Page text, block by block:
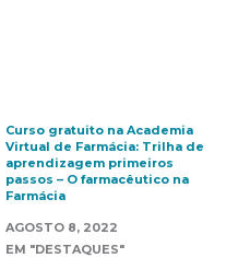
Curso gratuito na Academia
Virtual de Farmácia: Trilha de
aprendizagem primeiros
passos – O farmacêutico na
Farmácia
AGOSTO 8, 2022
EM "DESTAQUES"